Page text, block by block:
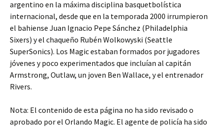
argentino en la máxima disciplina basquetbolística
internacional, desde que en la temporada 2000 irrumpieron
el bahiense Juan Ignacio Pepe Sánchez (Philadelphia
Sixers) y el chaqueño Rubén Wolkowyski (Seattle
SuperSonics). Los Magic estaban formados por jugadores
jóvenes y poco experimentados que incluían al capitán
Armstrong, Outlaw, un joven Ben Wallace, y el entrenador
Rivers.
Nota: El contenido de esta página no ha sido revisado o
aprobado por el Orlando Magic. El agente de policía ha sido